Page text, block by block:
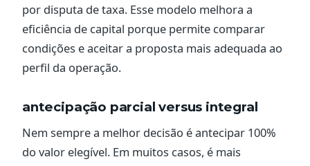
por disputa de taxa. Esse modelo melhora a
eficiência de capital porque permite comparar
condições e aceitar a proposta mais adequada ao
perfil da operação.
antecipação parcial versus integral
Nem sempre a melhor decisão é antecipar 100%
do valor elegível. Em muitos casos, é mais